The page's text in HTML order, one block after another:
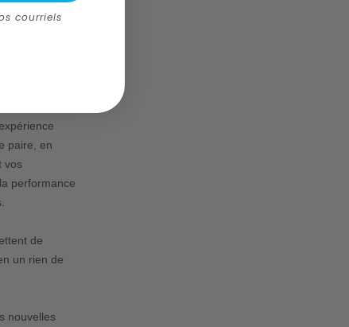
paire, en
vos
performance
de
un rien de
nouvelles
courriels